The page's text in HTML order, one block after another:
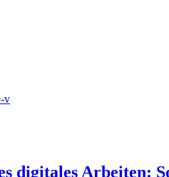
v
digitales Arbeiten: